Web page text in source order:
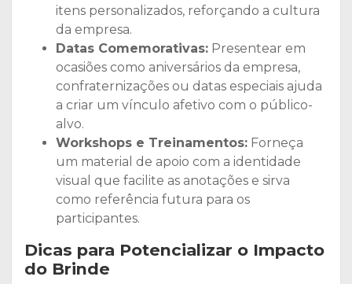
itens personalizados, reforçando a cultura
da empresa.
Datas Comemorativas: Presentear em
ocasiões como aniversários da empresa,
confraternizações ou datas especiais ajuda
a criar um vínculo afetivo com o público-
alvo.
Workshops e Treinamentos: Forneça
um material de apoio com a identidade
visual que facilite as anotações e sirva
como referência futura para os
participantes.
Dicas para Potencializar o Impacto
do Brinde